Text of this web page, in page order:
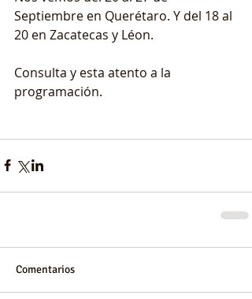
Septiembre en Querétaro. Y del 18 al
20 en Zacatecas y Léon.
Consulta y esta atento a la
programación.
Comentarios